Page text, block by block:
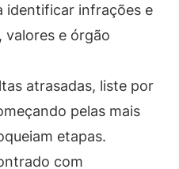
identificar infrações e
valores e órgão
atrasadas, liste por
pelas mais
etapas.
com